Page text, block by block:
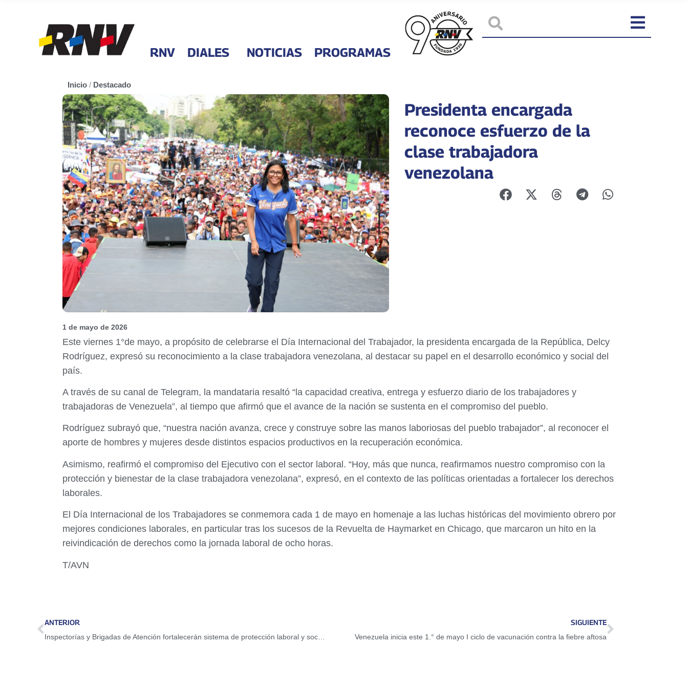
RNV DIALES NOTICIAS PROGRAMAS
Inicio / Destacado
Presidenta encargada
reconoce esfuerzo de la
clase trabajadora
venezolana
1 de mayo de 2026
Este viernes 1°de mayo, a propósito de celebrarse el Día Internacional del Trabajador, la presidenta encargada de la República, Delcy
Rodríguez, expresó su reconocimiento a la clase trabajadora venezolana, al destacar su papel en el desarrollo económico y social del
país.
A través de su canal de Telegram, la mandataria resaltó “la capacidad creativa, entrega y esfuerzo diario de los trabajadores y
trabajadoras de Venezuela”, al tiempo que afirmó que el avance de la nación se sustenta en el compromiso del pueblo.
Rodríguez subrayó que, “nuestra nación avanza, crece y construye sobre las manos laboriosas del pueblo trabajador”, al reconocer el
aporte de hombres y mujeres desde distintos espacios productivos en la recuperación económica.
Asimismo, reafirmó el compromiso del Ejecutivo con el sector laboral. “Hoy, más que nunca, reafirmamos nuestro compromiso con la
protección y bienestar de la clase trabajadora venezolana”, expresó, en el contexto de las políticas orientadas a fortalecer los derechos
laborales.
El Día Internacional de los Trabajadores se conmemora cada 1 de mayo en homenaje a las luchas históricas del movimiento obrero por
mejores condiciones laborales, en particular tras los sucesos de la Revuelta de Haymarket en Chicago, que marcaron un hito en la
reivindicación de derechos como la jornada laboral de ocho horas.
T/AVN
ANTERIOR SIGUIENTE
Venezuela inicia este 1.° de mayo I ciclo de vacunación contra la fiebre aftosa